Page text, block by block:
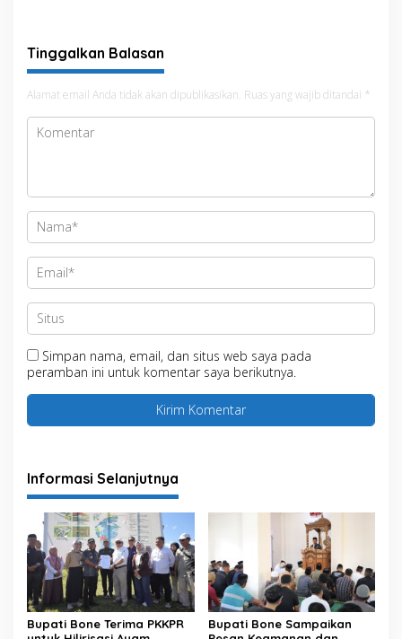
Tinggalkan Balasan
Alamat email Anda tidak akan dipublikasikan. Ruas yang wajib ditandai *
Simpan nama, email, dan situs web saya pada
peramban ini untuk komentar saya berikutnya.
Informasi Selanjutnya
Bupati Bone Terima PKKPR
Bupati Bone Sampaikan